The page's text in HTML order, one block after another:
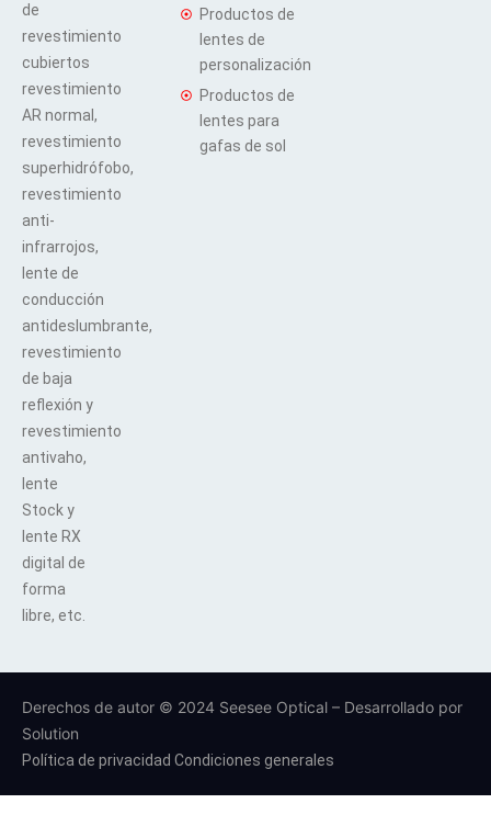
de
revestimiento
cubiertos
revestimiento
AR normal,
revestimiento
superhidrófobo,
revestimiento
anti-
infrarrojos,
lente de
conducción
antideslumbrante,
revestimiento
de baja
reflexión y
revestimiento
antivaho,
lente
Stock y
lente RX
digital de
forma
libre, etc.
Productos de
lentes de
personalización
Productos de
lentes para
gafas de sol
Derechos de autor © 2024 Seesee Optical – Desarrollado por
Solution
Política de privacidad Condiciones generales